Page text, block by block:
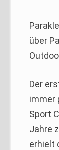
über
Der
immer
Sport
Jahre
erhielt